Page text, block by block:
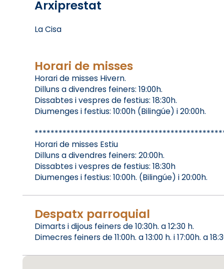
Arxiprestat
La Cisa
Horari de misses
Horari de misses Hivern.
Dilluns a divendres feiners: 19:00h.
Dissabtes i vespres de festius: 18:30h.
Diumenges i festius: 10:00h (Bilingúe) i 20:00h.
Horari de misses Estiu
Dilluns a divendres feiners: 20:00h.
Dissabtes i vespres de festius: 18:30h
Diumenges i festius: 10:00h. (Bilingúe) i 20:00h.
Despatx parroquial
Dimarts i dijous feiners de 10:30h. a 12:30 h.
Dimecres feiners de 11:00h. a 13:00 h. i 17:00h. a